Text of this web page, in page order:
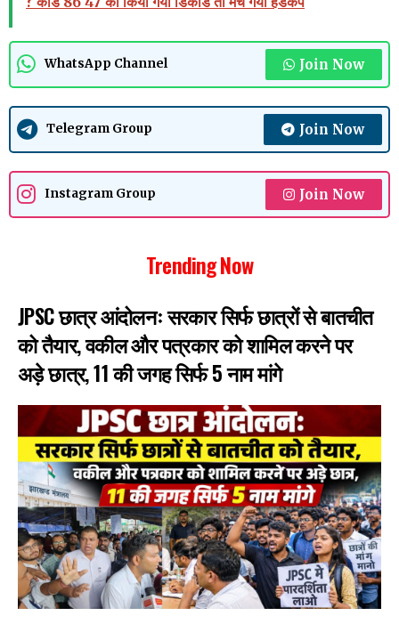
WhatsApp Channel Join Now
Telegram Group Join Now
Instagram Group Join Now
Trending Now
JPSC छात्र आंदोलनः सरकार सिर्फ छात्रों से बातचीत
को तैयार, वकील और पत्रकार को शामिल करने पर
अड़े छात्र, 11 की जगह सिर्फ 5 नाम मांगे